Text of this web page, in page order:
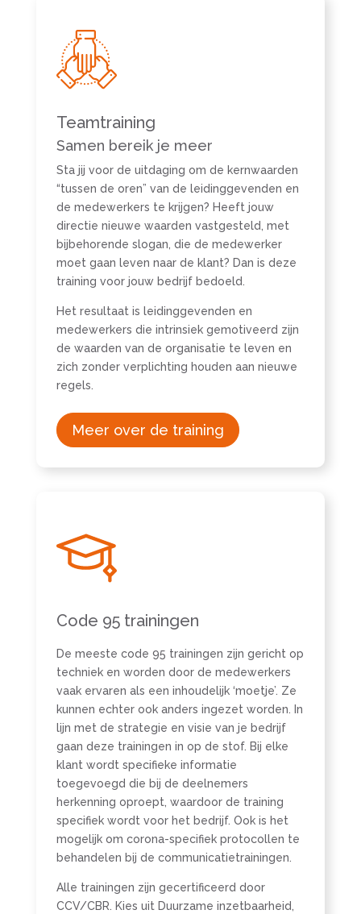
Teamtraining
Samen bereik je meer
Sta jij voor de uitdaging om de kernwaarden
“tussen de oren” van de leidinggevenden en
de medewerkers te krijgen? Heeft jouw
directie nieuwe waarden vastgesteld, met
bijbehorende slogan, die de medewerker
moet gaan leven naar de klant? Dan is deze
training voor jouw bedrijf bedoeld.
Het resultaat is leidinggevenden en
medewerkers die intrinsiek gemotiveerd zijn
de waarden van de organisatie te leven en
zich zonder verplichting houden aan nieuwe
regels.
Meer over de training
Code 95 trainingen
De meeste code 95 trainingen zijn gericht op
techniek en worden door de medewerkers
vaak ervaren als een inhoudelijk ‘moetje’. Ze
kunnen echter ook anders ingezet worden. In
lijn met de strategie en visie van je bedrijf
gaan deze trainingen in op de stof. Bij elke
klant wordt specifieke informatie
toegevoegd die bij de deelnemers
herkenning oproept, waardoor de training
specifiek wordt voor het bedrijf. Ook is het
mogelijk om corona-specifiek protocollen te
behandelen bij de communicatietrainingen.
Alle trainingen zijn gecertificeerd door
CCV/CBR. Kies uit Duurzame inzetbaarheid,